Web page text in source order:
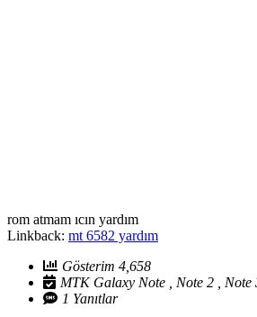
rom atmam ıcın yardım
Linkback: mt 6582 yardım
Gösterim 4,658
MTK Galaxy Note , Note 2 ,
1 Yanıtlar